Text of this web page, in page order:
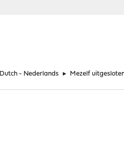
Dutch - Nederlands ► Mezelf